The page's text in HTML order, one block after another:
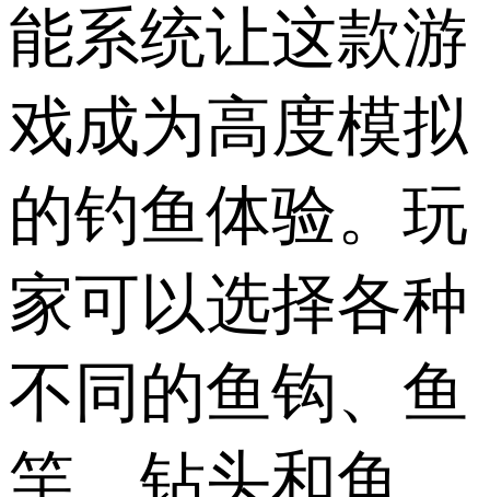
能系统让这款游
戏成为高度模拟
的钓鱼体验。玩
家可以选择各种
不同的鱼钩、鱼
竿、钻头和鱼